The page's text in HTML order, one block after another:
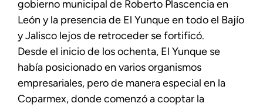
gobierno municipal de Roberto Plascencia en
León y la presencia de El Yunque en todo el Bajío
y Jalisco lejos de retroceder se fortificó.
Desde el inicio de los ochenta, El Yunque se
había posicionado en varios organismos
empresariales, pero de manera especial en la
Coparmex, donde comenzó a cooptar la